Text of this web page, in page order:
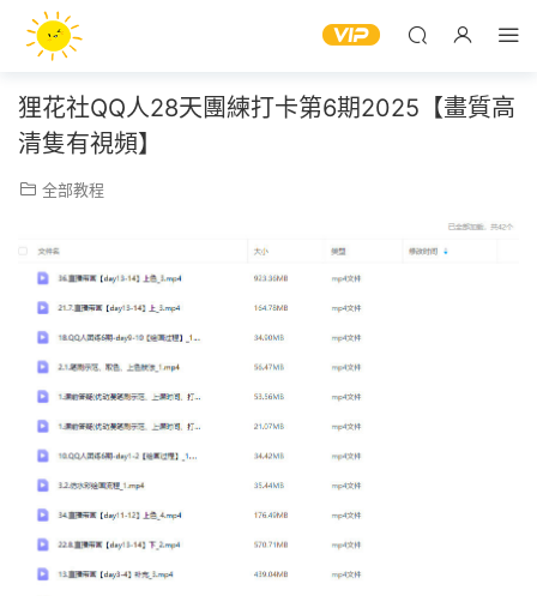
狸花社QQ人28天團練打卡第6期2025【畫質高
清隻有視頻】
全部教程